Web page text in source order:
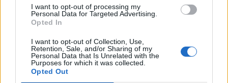
I want to opt-out of processing my
Personal Data for Targeted Advertising.
Opted In
I want to opt-out of Collection, Use,
Retention, Sale, and/or Sharing of my
Personal Data that Is Unrelated with the
Purposes for which it was collected.
Opted Out
LETTERATURA LATINA
LETTERATURA LATINA